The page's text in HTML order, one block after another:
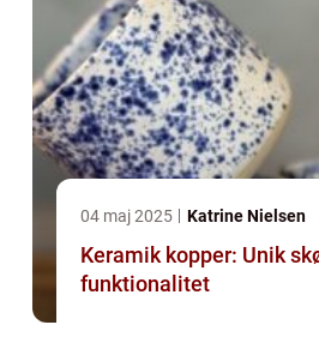
04 maj 2025 Katrine Nielsen
Keramik kopper: Unik
funktionalitet